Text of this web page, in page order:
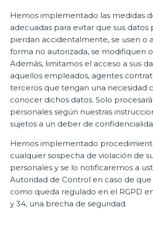
Hemos implementado las medidas
adecuadas para evitar que sus datos
pierdan accidentalmente, se usen o
forma no autorizada, se modifiquen
Además, limitamos el acceso a sus
aquellos empleados, agentes
terceros que tengan una necesidad
conocer dichos datos. Solo
personales según nuestras
sujetos a un deber de
Hemos implementado
cualquier sospecha de violación de
personales y se lo notificaremos a
Autoridad de Control en caso de que
como queda regulado en el RGPD
y 34, una brecha de seguridad.